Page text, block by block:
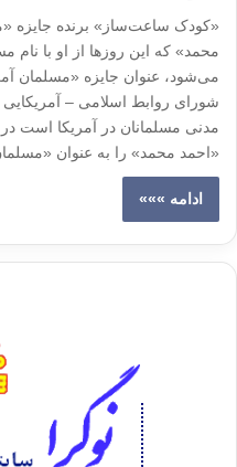
«کودک ساعت‌ساز» برنده جایزه
محمد» که این روزها از او با
می‌شود، عنوان جایزه «مسلمان
مدنی مسلمانان در آمریکا است
«احمد محمد» را به عنوان
ادامه »»»